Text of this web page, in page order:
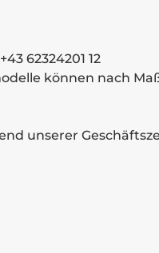
62324201 12
können nach
unserer